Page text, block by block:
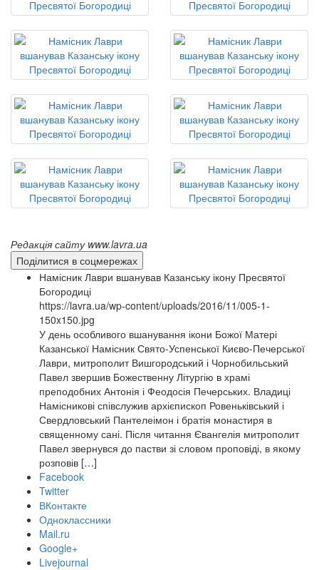
Редакція сайту www.lavra.ua
Поділитися в соцмережах
Намісник Лаври вшанував Казанську ікону Пресвятої
Богородиці
https://lavra.ua/wp-content/uploads/2016/11/005-1-
150x150.jpg
У день особливого вшанування ікони Божої Матері
Казанської Намісник Свято-Успенської Києво-Печерської
Лаври, митрополит Вишгородський і Чорнобильський
Павел звершив Божественну Літургію в храмі
преподобних Антонія і Феодосія Печерських. Владиці
Намісникові співслужив архієпископ Ровеньківський і
Свердловський Пантелеімон і братія монастиря в
священному сані. Після читання Євангелія митрополит
Павел звернувся до пастви зі словом проповіді, в якому
розповів […]
Facebook
Twitter
ВКонтакте
Одноклассники
Mail.ru
Google+
Livejournal